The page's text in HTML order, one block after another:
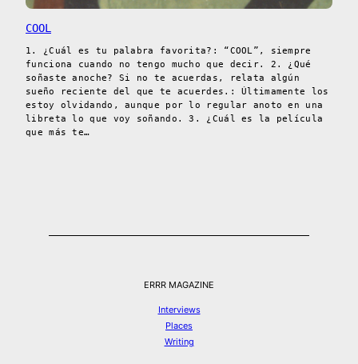
COOL
1. ¿Cuál es tu palabra favorita?: “COOL”, siempre
funciona cuando no tengo mucho que decir. 2. ¿Qué
soñaste anoche? Si no te acuerdas, relata algún
sueño reciente del que te acuerdes.: Últimamente los
estoy olvidando, aunque por lo regular anoto en una
libreta lo que voy soñando. 3. ¿Cuál es la película
que más te…
ERRR MAGAZINE
Interviews
Places
Writing